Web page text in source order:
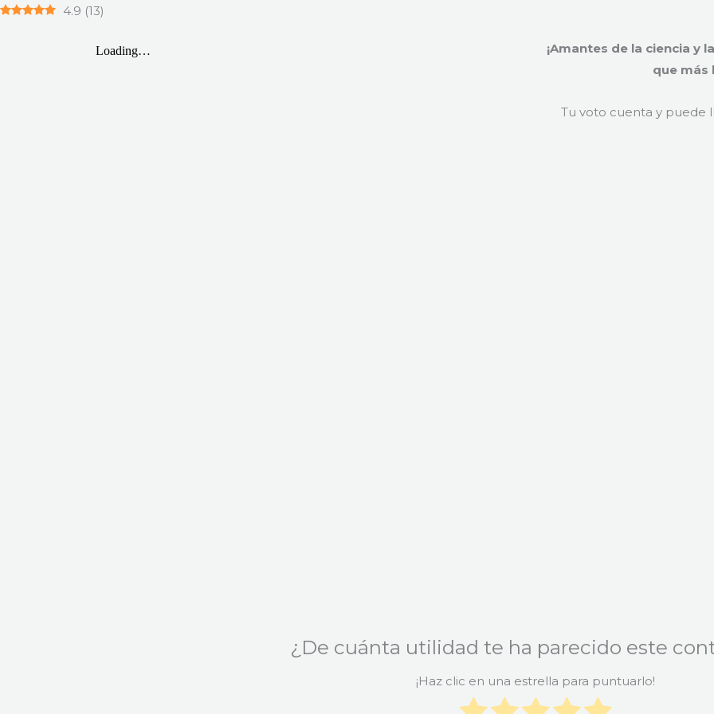
4.9 (13)
¡Amantes de la ciencia y
que más
Tu voto cuenta y puede
¿De cuánta utilidad te ha parecido este
¡Haz clic en una estrella para puntuarlo!